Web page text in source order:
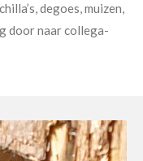
degoes, muizen,
door naar collega-